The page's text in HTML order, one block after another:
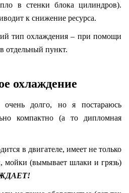
в стенки блока цилиндров).
к снижение ресурса.
тип охлаждения – при помощи
отдельный пункт.
охлаждение
долго, но я постараюсь
компактно (а то дипломная
в двигателе, имеет не только
мойки (вымывает шлаки и грязь)